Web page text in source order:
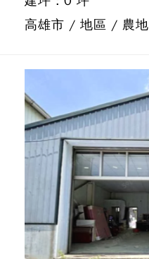
高雄市 / 地區 / 農地